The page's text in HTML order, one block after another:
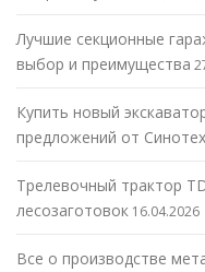
Лучшие секционные
выбор и преимущества
Купить новый
предложений от
Трелевочный трактор
лесозаготовок 16.04.2026
Все о производстве